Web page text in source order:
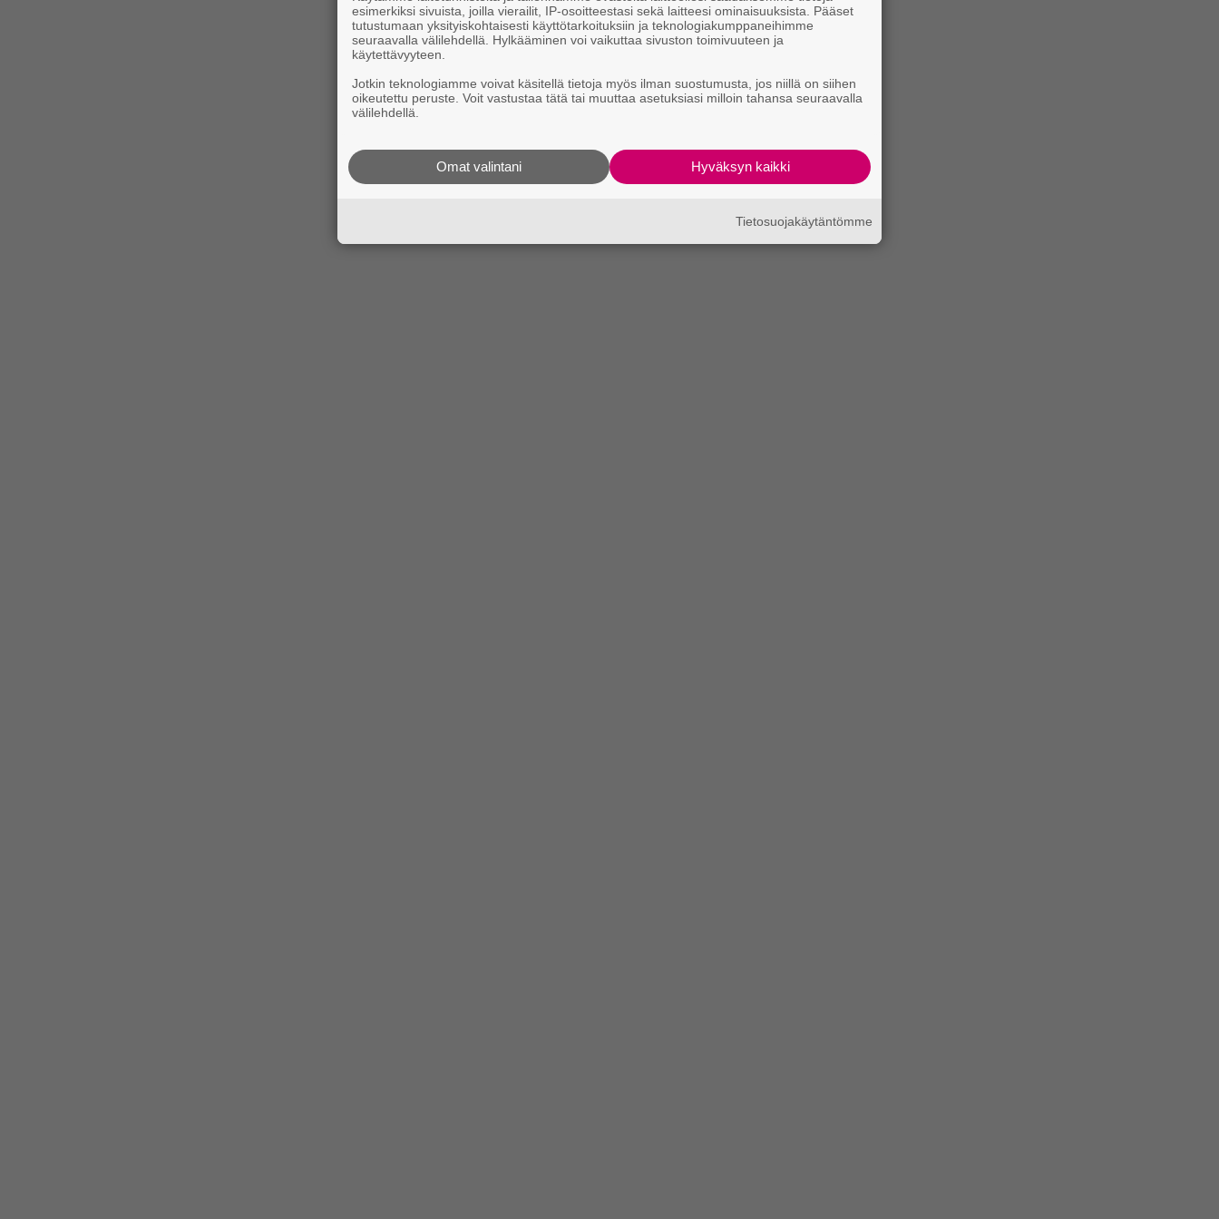
esimerkiksi sivuista, joilla vierailit, IP-osoitteestasi sekä laitteesi ominaisuuksista. Pääset
tutustumaan yksityiskohtaisesti käyttötarkoituksiin ja teknologiakumppaneihimme
seuraavalla välilehdellä. Hylkääminen voi vaikuttaa sivuston toimivuuteen ja
käytettävyyteen.
Jotkin teknologiamme voivat käsitellä tietoja myös ilman suostumusta, jos niillä on siihen
oikeutettu peruste. Voit vastustaa tätä tai muuttaa asetuksiasi milloin tahansa seuraavalla
välilehdellä.
Hyväksyn kaikki
Omat valintani
Tietosuojakäytäntömme